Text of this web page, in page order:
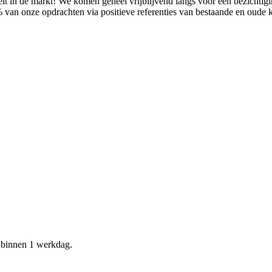
onze opdrachten via positieve referenties van bestaande en
1 werkdag.